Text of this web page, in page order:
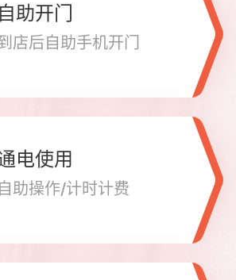
自助开门
店后自助手机开门
电使用
自助操作/计时计费